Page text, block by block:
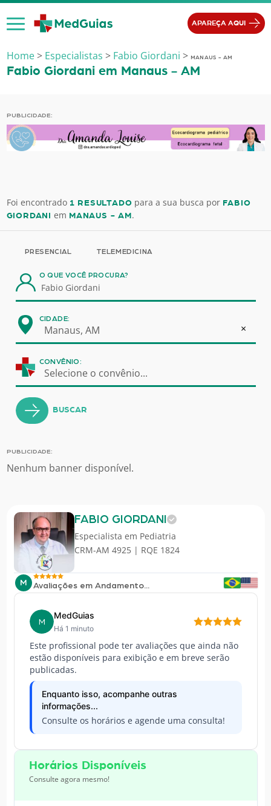
Ir para o conteúdo
APAREÇA AQUI
Home> Especialistas > Fabio Giordani > MANAUS - AM
Fabio Giordani em Manaus - AM
PUBLICIDADE:
Foi encontrado 1 RESULTADO para a sua busca por FABIO
GIORDANI em MANAUS - AM.
PRESENCIAL TELEMEDICINA
O QUE VOCÊ PROCURA?
CIDADE:
×
Manaus, AM
CONVÊNIO:
Selecione o convênio...
BUSCAR
PUBLICIDADE:
Nenhum banner disponível.
FABIO GIORDANI
Especialista em Pediatria
CRM-AM 4925 | RQE 1824
M Avaliações em Andamento...
M
MedGuias
Há 1 minuto
Este profissional pode ter avaliações que ainda não
estão disponíveis para exibição e em breve serão
publicadas.
Enquanto isso, acompanhe outras
informações...
Consulte os horários e agende uma consulta!
Horários Disponíveis
Consulte agora mesmo!